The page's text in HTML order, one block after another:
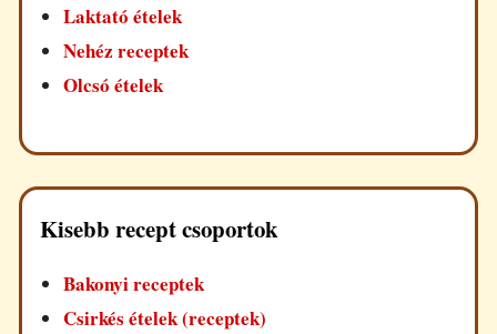
Laktató ételek
Nehéz receptek
Olcsó ételek
Kisebb recept csoportok
Bakonyi receptek
Csirkés ételek (receptek)